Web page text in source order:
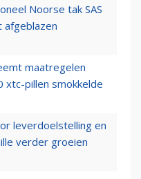
Noorse tak SAS
afgeblazen
maatregelen
xtc-pillen smokkelde
leverdoelstelling en
verder groeien